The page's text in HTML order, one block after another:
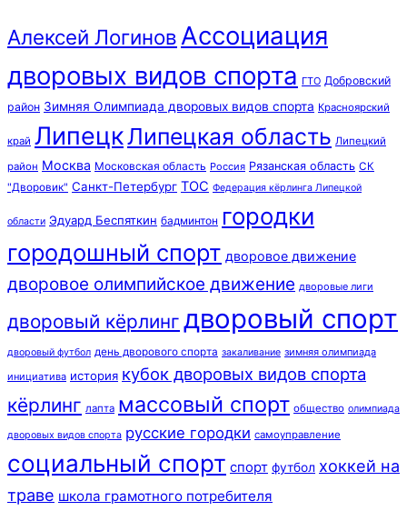
Алексей ЛогиновАссоциация
дворовых видов спорта ГТО Добровский
район Зимняя Олимпиада дворовых видов спорта Красноярский
край ЛипецкЛипецкая область Липецкий
район Москва Московская область Россия Рязанская область СК
"Дворовик" Санкт-Петербург ТОС Федерация кёрлинга Липецкой
области Эдуард Беспяткин бадминтон городки
городошный спорт дворовое движение
дворовое олимпийское движение дворовые лиги
дворовый кёрлинг дворовый спорт
дворовый футбол день дворового спорта закаливание зимняя олимпиада
инициатива история кубок дворовых видов спорта
кёрлинг лапта массовый спорт общество олимпиада
дворовых видов спорта русские городки самоуправление
социальный спорт спорт футбол хоккей на
траве школа грамотного потребителя